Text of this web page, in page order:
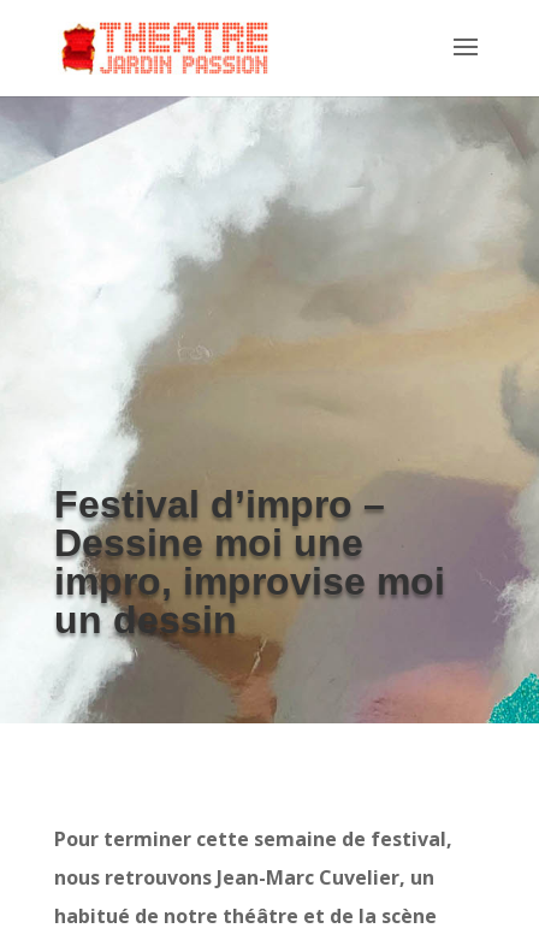
Festival d’impro –
Dessine moi une
impro, improvise moi
un dessin
Pour terminer cette semaine de festival,
nous retrouvons Jean-Marc Cuvelier, un
habitué de notre théâtre et de la scène